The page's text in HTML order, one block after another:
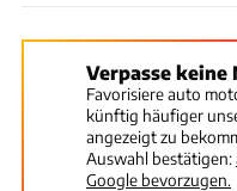
Verpasse keine
Favorisiere auto
künftig häufiger
angezeigt zu
Auswahl bestätigen:
Google bevorzugen.